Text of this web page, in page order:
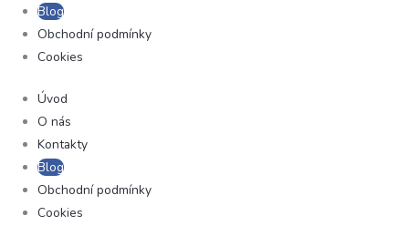
Blog
Obchodní podmínky
Cookies
Úvod
O nás
Kontakty
Blog
Obchodní podmínky
Cookies